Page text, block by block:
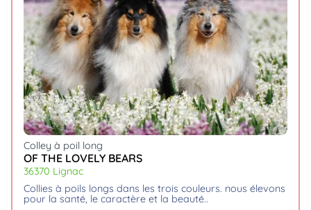
Colley à poil long
OF THE LOVELY BEARS
36370 Lignac
collies à poils longs dans les trois couleurs. nous élevons
pour la santé, le caractère et la beauté